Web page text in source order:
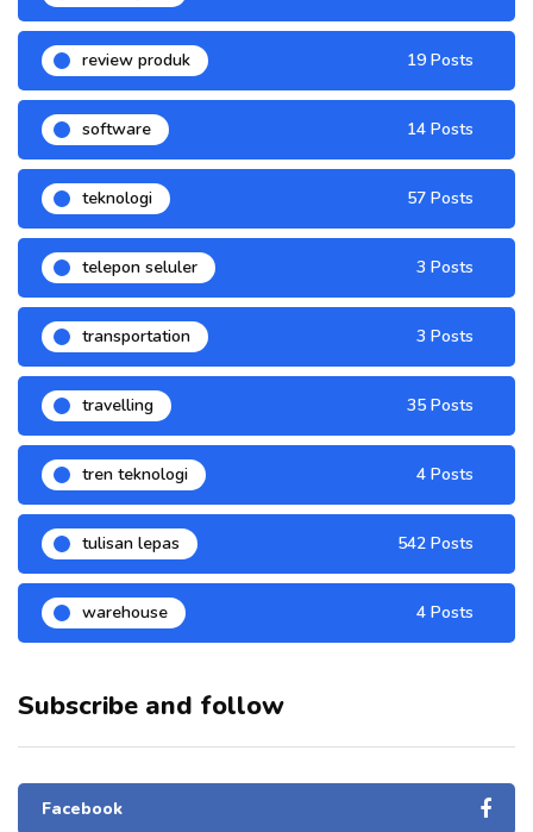
review produk 19 Posts
software 14 Posts
teknologi 57 Posts
telepon seluler 3 Posts
transportation 3 Posts
travelling 35 Posts
tren teknologi 4 Posts
tulisan lepas 542 Posts
warehouse 4 Posts
Subscribe and follow
Facebook